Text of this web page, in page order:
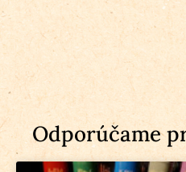
Odporúčame